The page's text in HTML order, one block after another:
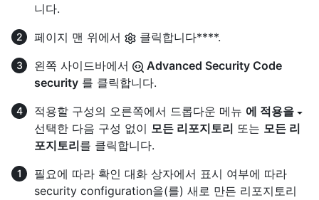
니다.
페이지 맨 위에서
클릭합니다****.
왼쪽 사이드바에서
Advanced Security Code
security 를 클릭합니다.
적용할 구성의 오른쪽에서 드롭다운 메뉴 에 적용을
선택한 다음 구성 없이 모든 리포지토리 또는 모든 리
포지토리를 클릭합니다.
필요에 따라 확인 대화 상자에서 표시 여부에 따라
security configuration을(를) 새로 만든 리포지토리